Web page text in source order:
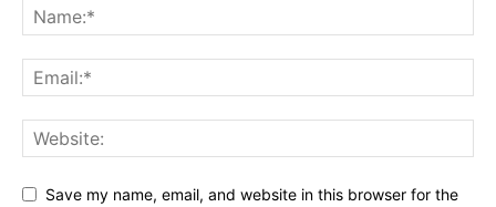
Save my name, email, and website in this browser for the